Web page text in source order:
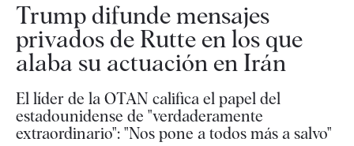
Trump difunde mensajes
privados de Rutte en los que
alaba su actuación en Irán
El líder de la OTAN califica el papel del
estadounidense de "verdaderamente
extraordinario": "Nos pone a todos más a salvo"